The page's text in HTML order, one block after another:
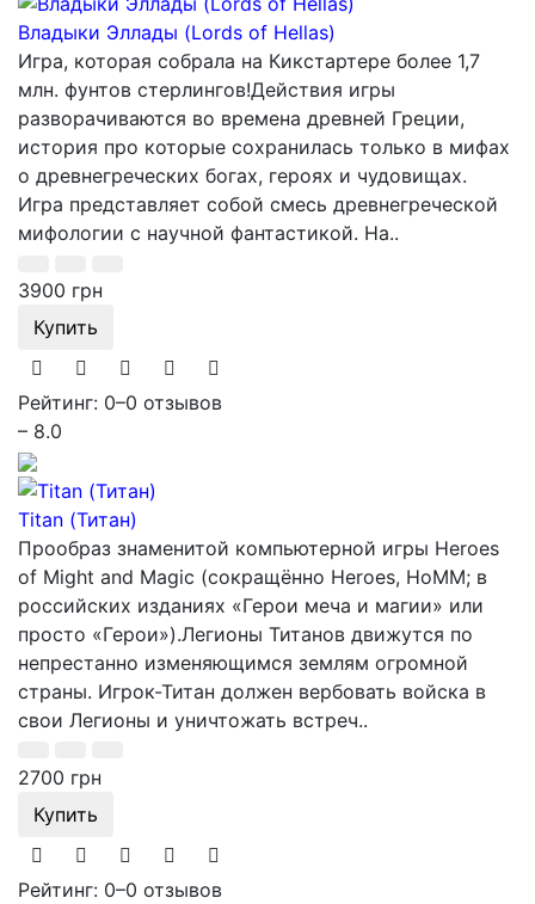
Владыки Эллады (Lords of Hellas)
Игра, которая собрала на Кикстартере более 1,7
млн. фунтов стерлингов!Действия игры
разворачиваются во времена древней Греции,
история про которые сохранилась только в мифах
о древнегреческих богах, героях и чудовищах.
Игра представляет собой смесь древнегреческой
мифологии с научной фантастикой. На..
3900 грн
Купить
Рейтинг: 0–0 отзывов
– 8.0
Titan (Титан)
Прообраз знаменитой компьютерной игры Heroes
of Might and Magic (сокращённо Heroes, HoMM; в
российских изданиях «Герои меча и магии» или
просто «Герои»).Легионы Титанов движутся по
непрестанно изменяющимся землям огромной
страны. Игрок-Титан должен вербовать войска в
свои Легионы и уничтожать встреч..
2700 грн
Купить
Рейтинг: 0–0 отзывов